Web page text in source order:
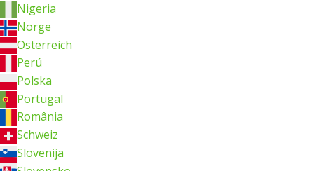
Nigeria
Norge
Österreich
Perú
Polska
Portugal
România
Schweiz
Slovenija